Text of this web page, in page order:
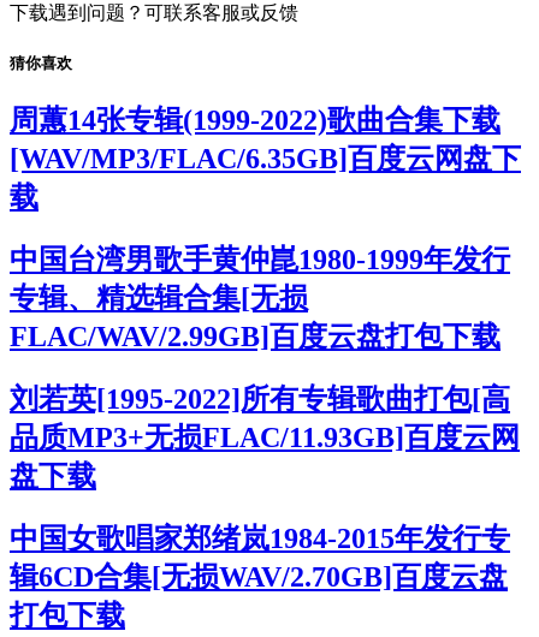
下载遇到问题？可联系客服或反馈
猜你喜欢
周蕙14张专辑(1999-2022)歌曲合集下载
[WAV/MP3/FLAC/6.35GB]百度云网盘下
载
中国台湾男歌手黄仲崑1980-1999年发行
专辑、精选辑合集[无损
FLAC/WAV/2.99GB]百度云盘打包下载
刘若英[1995-2022]所有专辑歌曲打包[高
品质MP3+无损FLAC/11.93GB]百度云网
盘下载
中国女歌唱家郑绪岚1984-2015年发行专
辑6CD合集[无损WAV/2.70GB]百度云盘
打包下载